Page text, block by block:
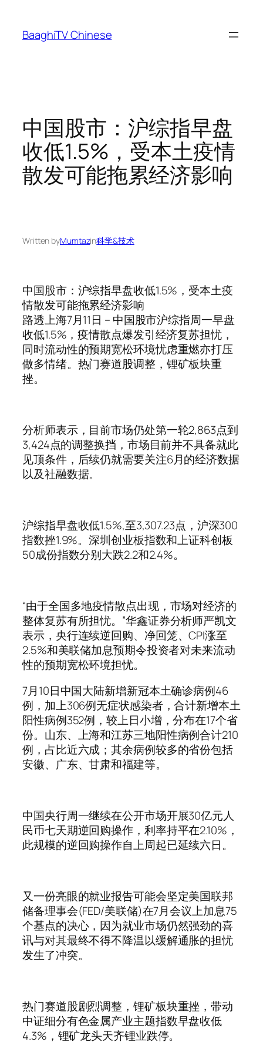
content
BaaghiTV Chinese
中国股市：沪综指早盘
收低1.5%，受本土疫情
散发可能拖累经济影响
Written byMumtazin科学&技术
中国股市：沪综指早盘收低1.5%，受本土疫
情散发可能拖累经济影响
路透上海7月11日 – 中国股市沪综指周一早盘
收低1.5%，疫情散点爆发引经济复苏担忧，
同时流动性的预期宽松环境忧虑重燃亦打压
做多情绪。热门赛道股调整，锂矿板块重
挫。
分析师表示，目前市场仍处第一轮2,863点到
3,424点的调整换挡，市场目前并不具备就此
见顶条件，后续仍就需要关注6月的经济数据
以及社融数据。
沪综指早盘收低1.5%,至3,307.23点，沪深300
指数挫1.9%。深圳创业板指数和上证科创板
50成份指数分别大跌2.2和2.4%。
“由于全国多地疫情散点出现，市场对经济的
整体复苏有所担忧。”华鑫证券分析师严凯文
表示，央行连续逆回购、净回笼、CPI涨至
2.5%和美联储加息预期令投资者对未来流动
性的预期宽松环境担忧。
7月10日中国大陆新增新冠本土确诊病例46
例，加上306例无症状感染者，合计新增本土
阳性病例352例，较上日小增，分布在17个省
份。山东、上海和江苏三地阳性病例合计210
例，占比近六成；其余病例较多的省份包括
安徽、广东、甘肃和福建等。
中国央行周一继续在公开市场开展30亿元人
民币七天期逆回购操作，利率持平在2.10%，
此规模的逆回购操作自上周起已延续六日。
又一份亮眼的就业报告可能会坚定美国联邦
储备理事会(FED/美联储)在7月会议上加息75
个基点的决心，因为就业市场仍然强劲的喜
讯与对其最终不得不降温以缓解通胀的担忧
发生了冲突。
热门赛道股剧烈调整，锂矿板块重挫，带动
中证细分有色金属产业主题指数早盘收低
4.3%，锂矿龙头天齐锂业跌停。